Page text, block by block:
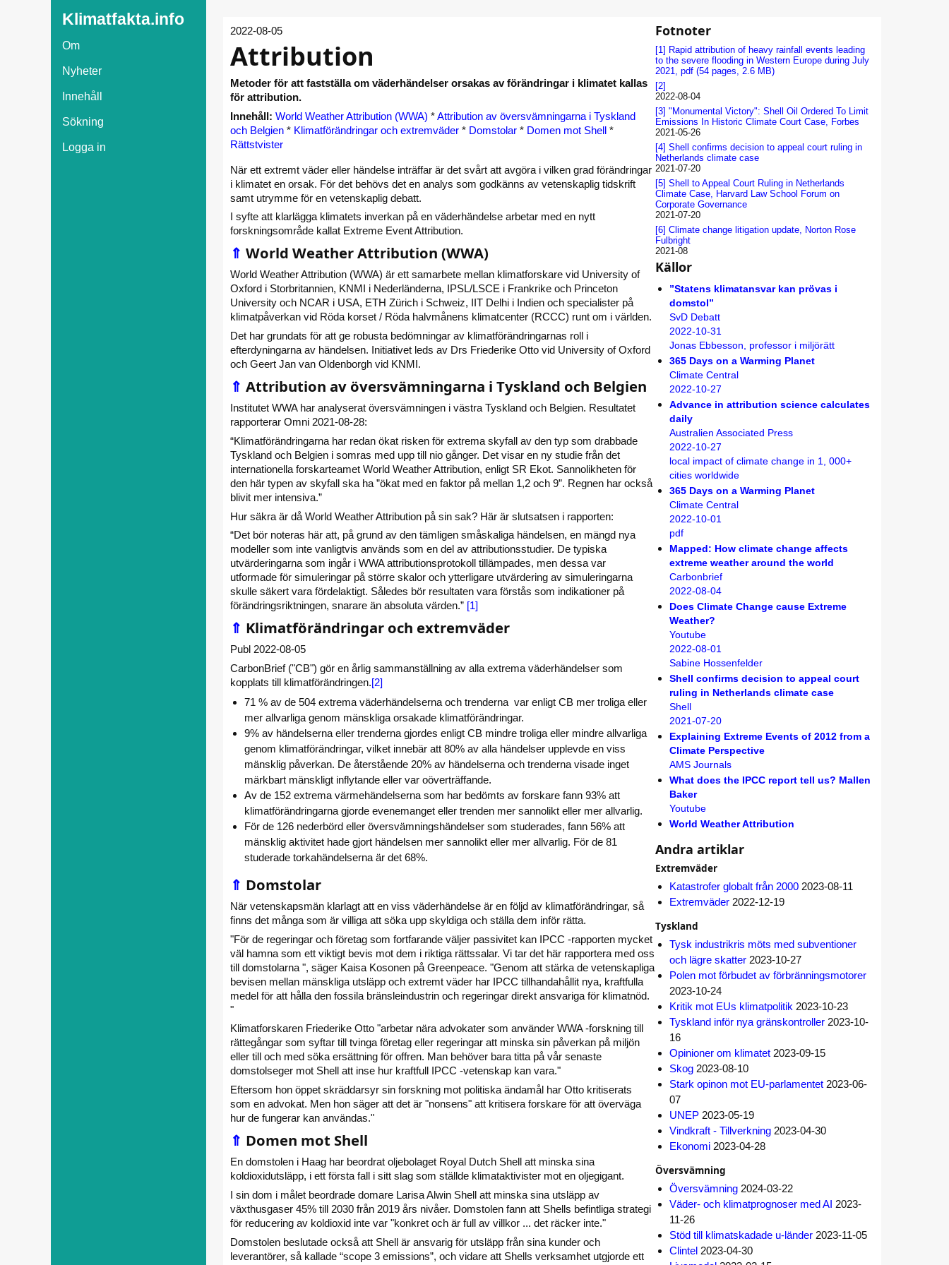
Klimatfakta.info
Om
Nyheter
Innehåll
Sökning
Logga in
2022-08-05
Attribution
Metoder för att fastställa om väderhändelser orsakas av förändringar i klimatet kallas
för attribution.
Innehåll: World Weather Attribution (WWA) *Attribution av översvämningarna i Tyskland
och Belgien * Klimatförändringar och extremväder * Domstolar * Domen mot Shell *
Rättstvister
När ett extremt väder eller händelse inträffar är det svårt att avgöra i vilken grad förändringar
i klimatet en orsak. För det behövs det en analys som godkänns av vetenskaplig tidskrift
samt utrymme för en vetenskaplig debatt.
I syfte att klarlägga klimatets inverkan på en väderhändelse arbetar med en nytt
forskningsområde kallat Extreme Event Attribution.
⇑ World Weather Attribution (WWA)
World Weather Attribution (WWA) är ett samarbete mellan klimatforskare vid University of
Oxford i Storbritannien, KNMI i Nederländerna, IPSL/LSCE i Frankrike och Princeton
University och NCAR i USA, ETH Zürich i Schweiz, IIT Delhi i Indien och specialister på
klimatpåverkan vid Röda korset / Röda halvmånens klimatcenter (RCCC) runt om i världen.
Det har grundats för att ge robusta bedömningar av klimatförändringarnas roll i
efterdyningarna av händelsen. Initiativet leds av Drs Friederike Otto vid University of Oxford
och Geert Jan van Oldenborgh vid KNMI.
⇑ Attribution av översvämningarna i Tyskland och Belgien
Institutet WWA har analyserat översvämningen i västra Tyskland och Belgien. Resultatet
rapporterar Omni 2021-08-28:
“Klimatförändringarna har redan ökat risken för extrema skyfall av den typ som drabbade
Tyskland och Belgien i somras med upp till nio gånger. Det visar en ny studie från det
internationella forskarteamet World Weather Attribution, enligt SR Ekot. Sannolikheten för
den här typen av skyfall ska ha ”ökat med en faktor på mellan 1,2 och 9”. Regnen har också
blivit mer intensiva.”
Hur säkra är då World Weather Attribution på sin sak? Här är slutsatsen i rapporten:
“Det bör noteras här att, på grund av den tämligen småskaliga händelsen, en mängd nya
modeller som inte vanligtvis används som en del av attributionsstudier. De typiska
utvärderingarna som ingår i WWA attributionsprotokoll tillämpades, men dessa var
utformade för simuleringar på större skalor och ytterligare utvärdering av simuleringarna
skulle säkert vara fördelaktigt. Således bör resultaten vara förstås som indikationer på
förändringsriktningen, snarare än absoluta värden.” [1]
⇑ Klimatförändringar och extremväder
Publ 2022-08-05
CarbonBrief ("CB") gör en årlig sammanställning av alla extrema väderhändelser som
kopplats till klimatförändringen.[2]
71 % av de 504 extrema väderhändelserna och trenderna var enligt CB mer troliga eller
mer allvarliga genom mänskliga orsakade klimatförändringar.
9% av händelserna eller trenderna gjordes enligt CB mindre troliga eller mindre allvarliga
genom klimatförändringar, vilket innebär att 80% av alla händelser upplevde en viss
mänsklig påverkan. De återstående 20% av händelserna och trenderna visade inget
märkbart mänskligt inflytande eller var oöverträffande.
Av de 152 extrema värmehändelserna som har bedömts av forskare fann 93% att
klimatförändringarna gjorde evenemanget eller trenden mer sannolikt eller mer allvarlig.
För de 126 nederbörd eller översvämningshändelser som studerades, fann 56% att
mänsklig aktivitet hade gjort händelsen mer sannolikt eller mer allvarlig. För de 81
studerade torkahändelserna är det 68%.
⇑ Domstolar
När vetenskapsmän klarlagt att en viss väderhändelse är en följd av klimatförändringar, så
finns det många som är villiga att söka upp skyldiga och ställa dem inför rätta.
"För de regeringar och företag som fortfarande väljer passivitet kan IPCC -rapporten mycket
väl hamna som ett viktigt bevis mot dem i riktiga rättssalar. Vi tar det här rapportera med oss
till domstolarna ", säger Kaisa Kosonen på Greenpeace. "Genom att stärka de vetenskapliga
bevisen mellan mänskliga utsläpp och extremt väder har IPCC tillhandahållit nya, kraftfulla
medel för att hålla den fossila bränsleindustrin och regeringar direkt ansvariga för klimatnöd.
"
Klimatforskaren Friederike Otto "arbetar nära advokater som använder WWA -forskning till
rättegångar som syftar till tvinga företag eller regeringar att minska sin påverkan på miljön
eller till och med söka ersättning för offren. Man behöver bara titta på vår senaste
domstolseger mot Shell att inse hur kraftfull IPCC -vetenskap kan vara."
Eftersom hon öppet skräddarsyr sin forskning mot politiska ändamål har Otto kritiserats
som en advokat. Men hon säger att det är "nonsens" att kritisera forskare för att överväga
hur de fungerar kan användas."
⇑ Domen mot Shell
En domstolen i Haag har beordrat oljebolaget Royal Dutch Shell att minska sina
koldioxidutsläpp, i ett första fall i sitt slag som ställde klimataktivister mot en oljegigant.
I sin dom i målet beordrade domare Larisa Alwin Shell att minska sina utsläpp av
växthusgaser 45% till 2030 från 2019 års nivåer. Domstolen fann att Shells befintliga strategi
för reducering av koldioxid inte var "konkret och är full av villkor ... det räcker inte."
Domstolen beslutade också att Shell är ansvarig för utsläpp från sina kunder och
leverantörer, så kallade “scope 3 emissions”, och vidare att Shells verksamhet utgjorde ett
Fotnoter
[1] Rapid attribution of heavy rainfall events leading
to the severe flooding in Western Europe during July
2021, pdf (54 pages, 2.6 MB)
[2]
2022-08-04
[3] "Monumental Victory": Shell Oil Ordered To Limit
Emissions In Historic Climate Court Case, Forbes
2021-05-26
[4] Shell confirms decision to appeal court ruling in
Netherlands climate case
2021-07-20
[5] Shell to Appeal Court Ruling in Netherlands
Climate Case, Harvard Law School Forum on
Corporate Governance
2021-07-20
[6] Climate change litigation update, Norton Rose
Fulbright
2021-08
Källor
”Statens klimat­ansvar kan prövas i
domstol”
SvD Debatt
2022-10-31
Jonas Ebbesson, professor i miljörätt
365 Days on a Warming Planet
Climate Central
2022-10-27
Advance in attribution science calculates
daily
Australien Associated Press
2022-10-27
local impact of climate change in 1, 000+
cities worldwide
365 Days on a Warming Planet
Climate Central
2022-10-01
pdf
Mapped: How climate change affects
extreme weather around the world
Carbonbrief
2022-08-04
Does Climate Change cause Extreme
Weather?
Youtube
2022-08-01
Sabine Hossenfelder
Shell confirms decision to appeal court
ruling in Netherlands climate case
Shell
2021-07-20
Explaining Extreme Events of 2012 from a
Climate Perspective
AMS Journals
What does the IPCC report tell us? Mallen
Baker
Youtube
World Weather Attribution
Andra artiklar
Extremväder
Katastrofer globalt från 2000 2023-08-11
Extremväder 2022-12-19
Tyskland
Tysk industrikris möts med subventioner
och lägre skatter 2023-10-27
Polen mot förbudet av förbränningsmotorer
2023-10-24
Kritik mot EUs klimatpolitik 2023-10-23
Tyskland inför nya gränskontroller 2023-10-
16
Opinioner om klimatet 2023-09-15
Skog 2023-08-10
Stark opinon mot EU-parlamentet 2023-06-
07
UNEP 2023-05-19
Vindkraft - Tillverkning 2023-04-30
Ekonomi 2023-04-28
Översvämning
Översvämning 2024-03-22
Väder- och klimatprognoser med AI 2023-
11-26
Stöd till klimatskadade u-länder 2023-11-05
Clintel 2023-04-30